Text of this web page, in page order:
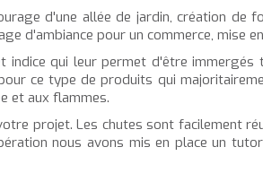
d'une allée de jardin, création de
d'ambiance pour un commerce, mise
qui leur permet d'être immergés
ce type de produits qui
et aux flammes.
projet. Les chutes sont facilement
nous avons mis en place un